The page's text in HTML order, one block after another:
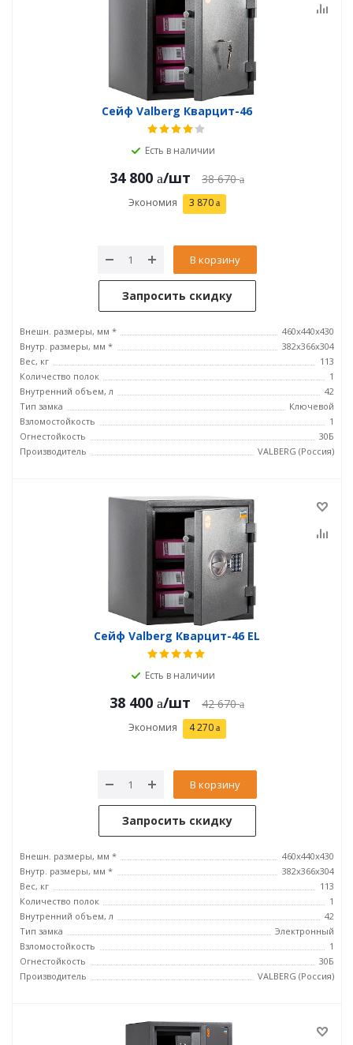
Сейф Valberg Кварцит-46
Есть в наличии
34 800 /шт 38 670
Экономия 3 870
В корзину
Запросить скидку
Внешн. размеры, мм *
460х440х430
Внутр. размеры, мм *
382х366х304
Вес, кг
113
Количество полок
1
Внутренний объем, л
42
Тип замка
Ключевой
Взломостойкость
1
Огнестойкость
30Б
Производитель
VALBERG (Россия)
Сейф Valberg Кварцит-46 EL
Есть в наличии
38 400 /шт 42 670
Экономия 4 270
В корзину
Запросить скидку
Внешн. размеры, мм *
460x440x430
Внутр. размеры, мм *
382x366x304
Вес, кг
113
Количество полок
1
Внутренний объем, л
42
Тип замка
Электронный
Взломостойкость
1
Огнестойкость
30Б
Производитель
VALBERG (Россия)